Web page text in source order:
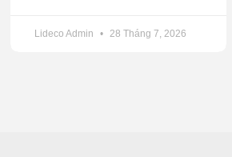
Lideco Admin 28 Tháng 7, 2026